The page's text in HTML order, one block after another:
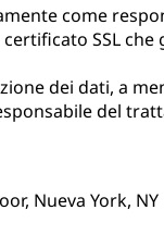
come
SSL
dei dati, a
del
Nueva York,